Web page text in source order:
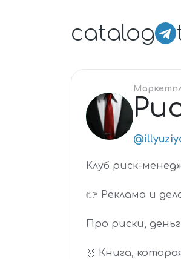
catalog
РИ
Клуб риск-
👉 Реклама и
Про риски,
🥇 Книга,